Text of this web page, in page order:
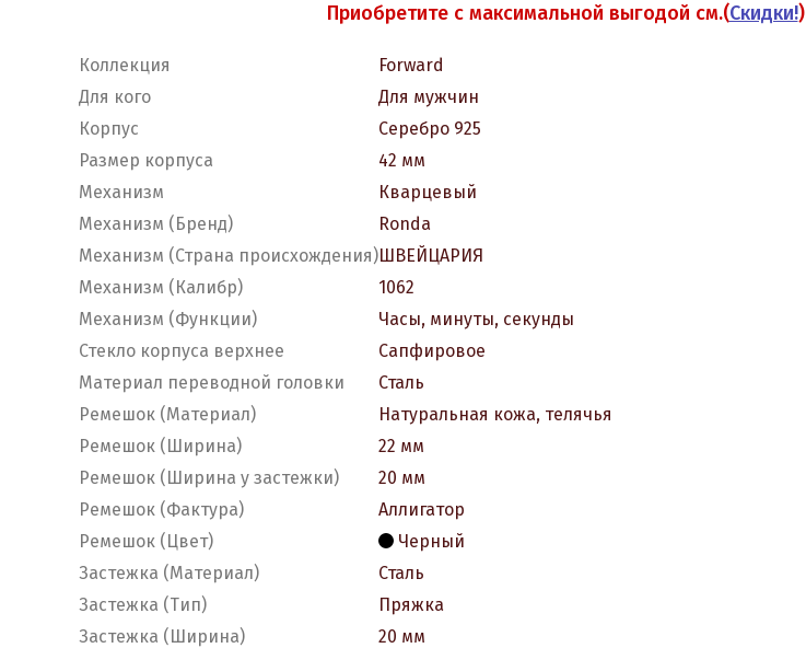
Приобретите с максимальной выгодой см.(Скидки!)
Коллекция
Forward
Для кого
Для мужчин
Корпус
Серебро 925
Размер корпуса
42 мм
Механизм
Кварцевый
Механизм (Бренд)
Ronda
Механизм (Страна происхождения)ШВЕЙЦАРИЯ
Механизм (Калибр)
1062
Механизм (Функции)
Часы, минуты, секунды
Стекло корпуса верхнее
Сапфировое
Материал переводной головки
Сталь
Ремешок (Материал)
Натуральная кожа, телячья
Ремешок (Ширина)
22 мм
Ремешок (Ширина у застежки)
20 мм
Ремешок (Фактура)
Аллигатор
Ремешок (Цвет)
Черный
Застежка (Материал)
Сталь
Застежка (Тип)
Пряжка
Застежка (Ширина)
20 мм